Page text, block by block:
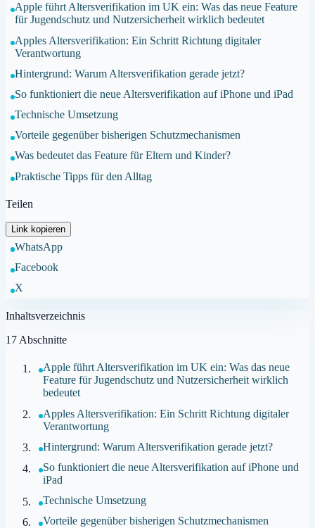
Apple führt Altersverifikation im UK ein: Was das neue Feature
für Jugendschutz und Nutzersicherheit wirklich bedeutet
Apples Altersverifikation: Ein Schritt Richtung digitaler
Verantwortung
Hintergrund: Warum Altersverifikation gerade jetzt?
So funktioniert die neue Altersverifikation auf iPhone und iPad
Technische Umsetzung
Vorteile gegenüber bisherigen Schutzmechanismen
Was bedeutet das Feature für Eltern und Kinder?
Praktische Tipps für den Alltag
Teilen
Link kopieren
WhatsApp
Facebook
X
Inhaltsverzeichnis
17 Abschnitte
Apple führt Altersverifikation im UK ein: Was das neue
Feature für Jugendschutz und Nutzersicherheit wirklich
bedeutet
Apples Altersverifikation: Ein Schritt Richtung digitaler
Verantwortung
Hintergrund: Warum Altersverifikation gerade jetzt?
So funktioniert die neue Altersverifikation auf iPhone und
iPad
Technische Umsetzung
Vorteile gegenüber bisherigen Schutzmechanismen